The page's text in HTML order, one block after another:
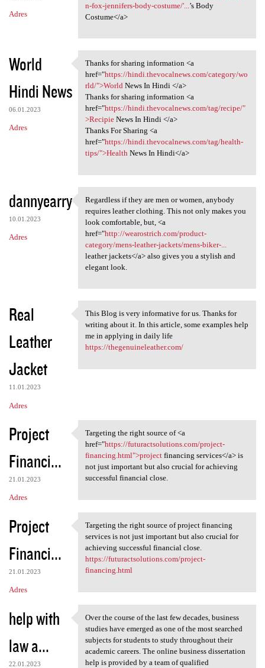
Adres
n-fox-jennifers-body-costume/'... ’s Body
Costume</a>
World
Hindi News
06.01.2023
Adres
Thanks for sharing
Thanks for sharing information <a
href="https://hindi.thevocalnews.com/category/wo
rld/">WorldNews In Hindi </a>
Thanks for sharing information <a
href="https://hindi.thevocalnews.com/tag/recipe/"
>RecipieNews In Hindi </a>
Thanks For Sharing <a
href="https://hindi.thevocalnews.com/tag/health-
tips/">HealthNews In Hindi</a>
dannyearry
10.01.2023
Adres
Regardless if they are men or
Regardless if they are men or women, anybody
requires leather clothing. This not only makes you
look comfortable, but, <a
href="http://wearostrich.com/product-
category/mens-leather-jackets/mens-biker-...
leather jackets</a> also gives you a stylish and
elegant look.
Real
Leather
Jacket
11.01.2023
Adres
This Blog is very informative
This Blog is very informative for us. Thanks for
writing about it. In this article, some examples help
me in applying in daily life
https://thegenuineleather.com/
Project
Financi...
21.01.2023
Adres
Targeting the right source of
Targeting the right source of <a
href="https://futuractsolutions.com/project-
financing.html">projectfinancing services</a> is
not just important but also crucial for achieving
successful financial close.
Project
Financi...
21.01.2023
Adres
Targeting the right source of
Targeting the right source of project financing
services is not just important but also crucial for
achieving successful financial close.
https://futuractsolutions.com/project-
financing.html
help with
law a...
22.01.2023
Over the course of the last
Over the course of the last few decades, business
studies have emerged as one of the most searched
subjects for students to study throughout their
academic careers. The online business dissertation
help is provided by a team of qualified